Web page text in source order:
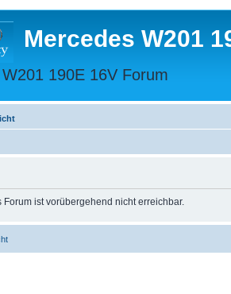
Mercedes W201
190E 16V Forum
ist vorübergehend nicht erreichbar.